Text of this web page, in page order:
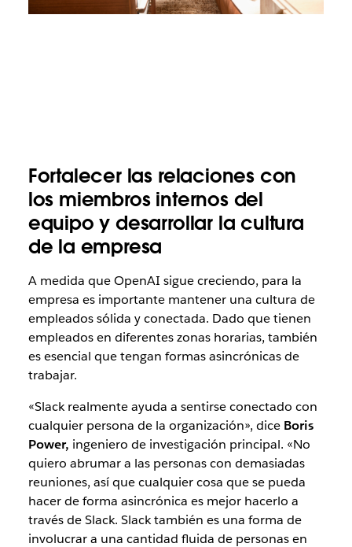
Fortalecer las relaciones con
los miembros internos del
equipo y desarrollar la cultura
de la empresa
A medida que OpenAI sigue creciendo, para la
empresa es importante mantener una cultura de
empleados sólida y conectada. Dado que tienen
empleados en diferentes zonas horarias, también
es esencial que tengan formas asincrónicas de
trabajar.
«Slack realmente ayuda a sentirse conectado con
cualquier persona de la organización», dice Boris
Power, ingeniero de investigación principal. «No
quiero abrumar a las personas con demasiadas
reuniones, así que cualquier cosa que se pueda
hacer de forma asincrónica es mejor hacerlo a
través de Slack. Slack también es una forma de
involucrar a una cantidad fluida de personas en